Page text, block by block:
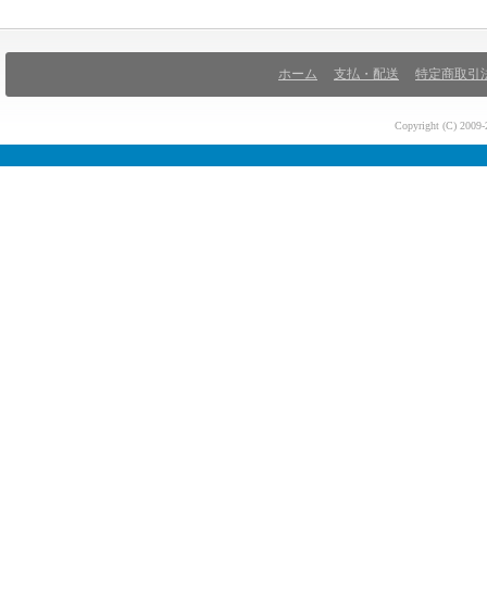
ホーム 支払・配送 特定商取引
Copyright (C)